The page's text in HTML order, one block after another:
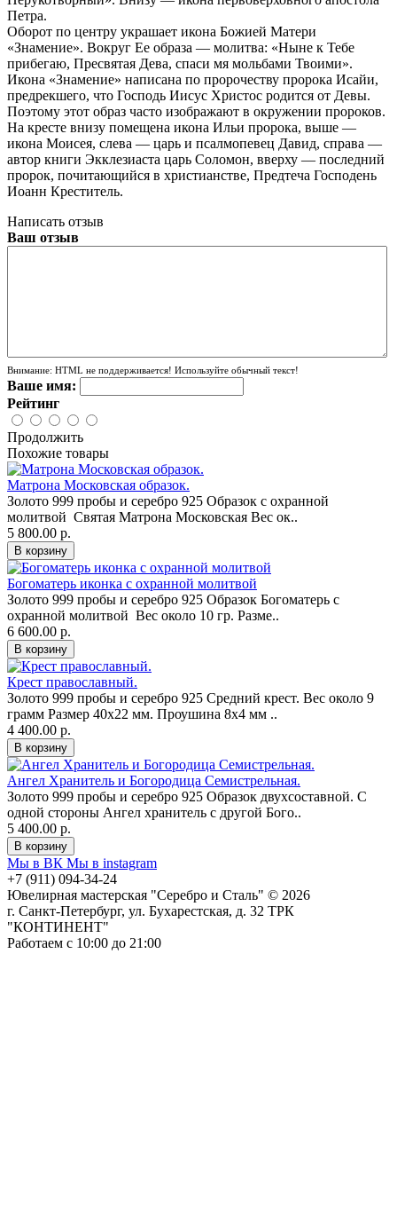
Петра.
Оборот по центру украшает икона Божией Матери
«Знамение». Вокруг Ее образа — молитва: «Ныне к Тебе
прибегаю, Пресвятая Дева, спаси мя мольбами Твоими».
Икона «Знамение» написана по пророчеству пророка Исайи,
предрекшего, что Господь Иисус Христос родится от Девы.
Поэтому этот образ часто изображают в окружении пророков.
На кресте внизу помещена икона Ильи пророка, выше —
икона Моисея, слева — царь и псалмопевец Давид, справа —
автор книги Экклезиаста царь Соломон, вверху — последний
пророк, почитающийся в христианстве, Предтеча Господень
Иоанн Креститель.
Написать отзыв
Ваш отзыв
Внимание: HTML не поддерживается! Используйте обычный текст!
Ваше имя:
Рейтинг
Продолжить
Похожие товары
Матрона Московская образок.
Золото 999 пробы и серебро 925 Образок с охранной
молитвой Святая Матрона Московская Вес ок..
5 800.00 р.
Богоматерь иконка с охранной молитвой
Золото 999 пробы и серебро 925 Образок Богоматерь с
охранной молитвой Вес около 10 гр. Разме..
6 600.00 р.
Крест православный.
Золото 999 пробы и серебро 925 Средний крест. Вес около 9
грамм Размер 40x22 мм. Проушина 8x4 мм ..
4 400.00 р.
Ангел Хранитель и Богородица Семистрельная.
Золото 999 пробы и серебро 925 Образок двухсоставной. С
одной стороны Ангел хранитель с другой Бого..
5 400.00 р.
Мы в ВК Мы в instagram
+7 (911) 094-34-24
Ювелирная мастерская "Серебро и Сталь" © 2026
г. Санкт-Петербург, ул. Бухарестская, д. 32 ТРК
"КОНТИНЕНТ"
Работаем с 10:00 до 21:00